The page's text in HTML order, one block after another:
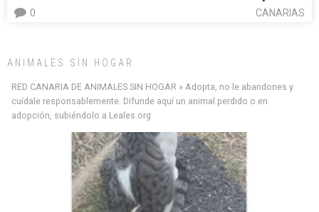
CANARIAS
0
ANIMALES SIN HOGAR
RED CANARIA DE ANIMALES SIN HOGAR » Adopta, no le abandones y
cuídale responsablemente. Difunde aquí un animal perdido o en
adopción, subiéndolo a Leales.org